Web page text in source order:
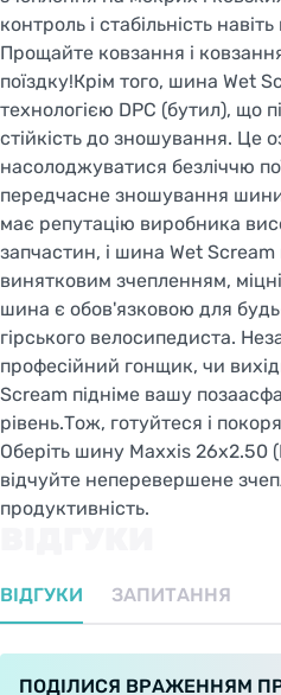
контроль і стабільність
Прощайте ковзання і
поїздку!Крім того, шина Wet
технологією DPC (бутил), що
стійкість до зношування. Це
насолоджуватися безліччю
передчасне зношування шини
має репутацію виробника
запчастин, і шина Wet Scream
винятковим зчепленням,
шина є обов'язковою для
гірського велосипедиста.
професійний гонщик, чи
Scream підніме вашу
рівень.Тож, готуйтеся і
Оберіть шину Maxxis 26x2.50
відчуйте неперевершене
продуктивність.
ВІДГУКИ ЗАПИТАННЯ
ПОДІЛИСЯ ВРАЖЕННЯМ